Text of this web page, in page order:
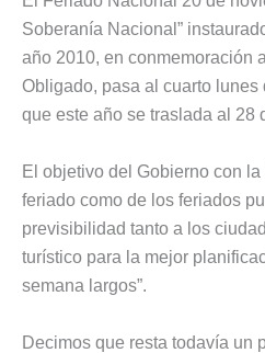
Soberanía Nacional”
año 2010, en conmemoración
Obligado, pasa al cuarto
que este año se traslada al 28
El objetivo del Gobierno con
feriado como de los feriados
previsibilidad tanto a los
turístico para la mejor
semana largos”.
Decimos que resta todavía un